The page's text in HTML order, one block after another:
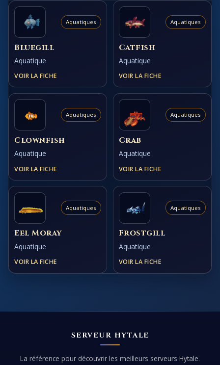
Aquatiques
Bluegill
Aquatique
VOIR LA FICHE
Aquatiques
Catfish
Aquatique
VOIR LA FICHE
Aquatiques
Clownfish
Aquatique
VOIR LA FICHE
Aquatiques
Crab
Aquatique
VOIR LA FICHE
Aquatiques
Eel Moray
Aquatique
VOIR LA FICHE
Aquatiques
Frostgill
Aquatique
VOIR LA FICHE
SERVEUR HYTALE
La référence pour découvrir les meilleurs serveurs Hytale.